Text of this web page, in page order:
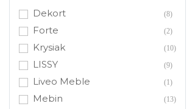
Dekort
(8)
Forte (2)
Krysiak (10)
LISSY (9)
Liveo Meble (1)
Mebin (13)